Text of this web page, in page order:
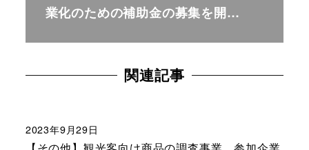
業化のための補助金の募集を開…
関連記事
2023年9月29日